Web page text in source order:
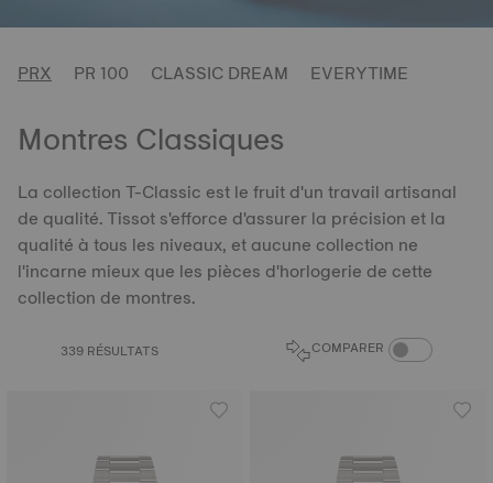
PRX PR 100 CLASSIC DREAM EVERYTIME
Montres Classiques
La collection T-Classic est le fruit d'un travail artisanal
de qualité. Tissot s'efforce d'assurer la précision et la
qualité à tous les niveaux, et aucune collection ne
l'incarne mieux que les pièces d'horlogerie de cette
collection de montres.
339 RÉSULTATS COMPARER COMPARAISON